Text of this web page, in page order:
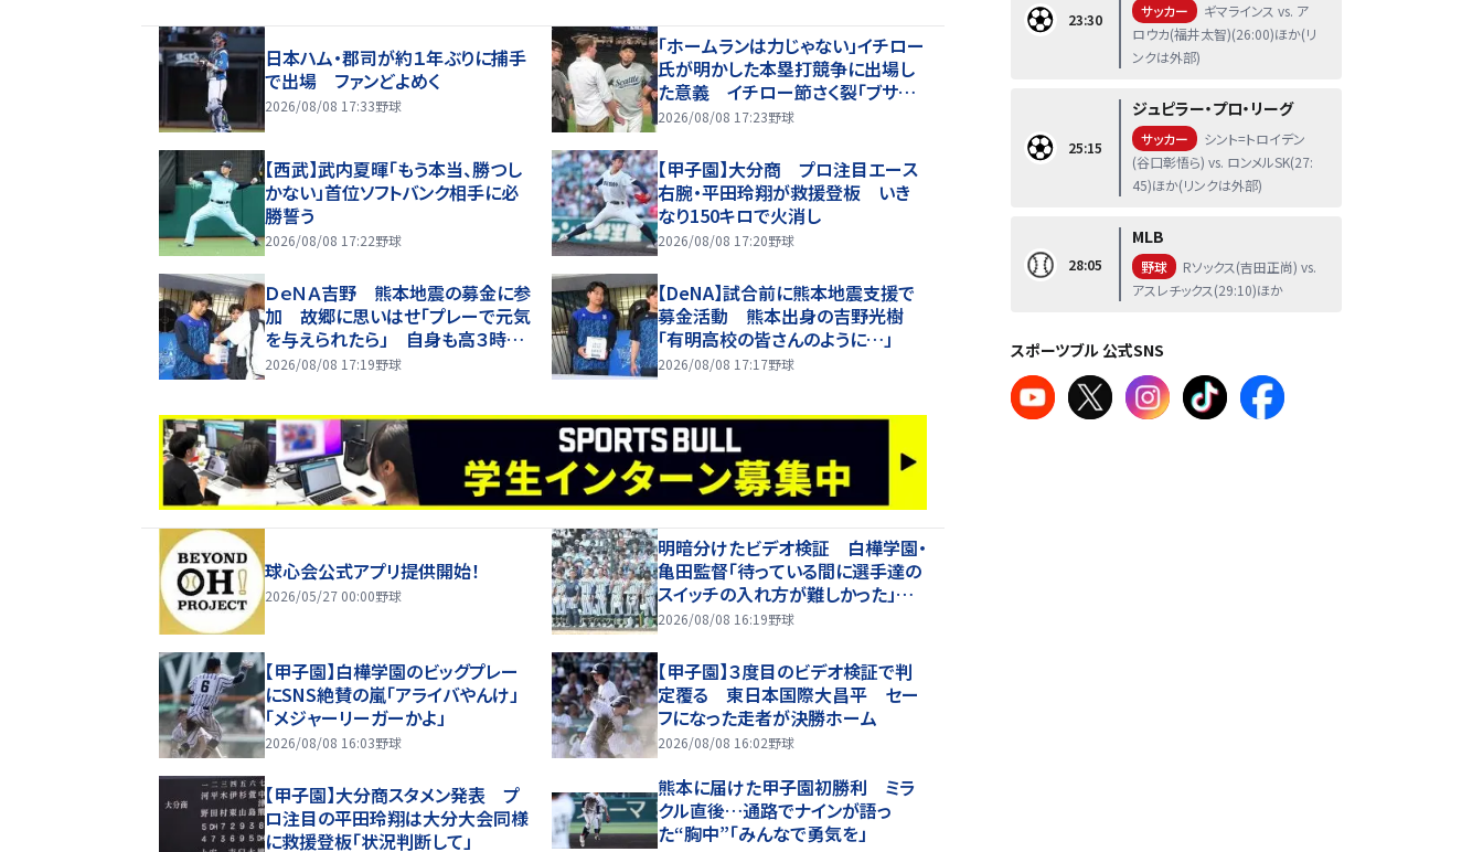
日本ハム・郡司が約１年ぶりに捕手
で出場 ファンどよめく
2026/08/08 17:33野球
「ホームランは力じゃない」イチロー
氏が明かした本塁打競争に出場し
た意義 イチロー節さく裂「ブサイ
クなホームランじゃダメ」
2026/08/08 17:23野球
【西武】武内夏暉「もう本当、勝つし
かない」首位ソフトバンク相手に必
勝誓う
2026/08/08 17:22野球
【甲子園】大分商 プロ注目エース
右腕・平田玲翔が救援登板 いき
なり150キロで火消し
2026/08/08 17:20野球
ＤｅＮＡ吉野 熊本地震の募金に参
加 故郷に思いはせ「プレーで元気
を与えられたら」 自身も高３時の
１０年前に被災
2026/08/08 17:19野球
【DeNA】試合前に熊本地震支援で
募金活動 熊本出身の吉野光樹
「有明高校の皆さんのように…」
2026/08/08 17:17野球
球心会公式アプリ提供開始！
2026/05/27 00:00野球
明暗分けたビデオ検証 白樺学園・
亀田監督「待っている間に選手達の
スイッチの入れ方が難しかった」
「一、二塁で流れが向こうに」
2026/08/08 16:19野球
【甲子園】白樺学園のビッグプレー
にSNS絶賛の嵐「アライバやんけ」
「メジャーリーガーかよ」
2026/08/08 16:03野球
【甲子園】３度目のビデオ検証で判
定覆る 東日本国際大昌平 セー
フになった走者が決勝ホーム
2026/08/08 16:02野球
【甲子園】大分商スタメン発表 プ
ロ注目の平田玲翔は大分大会同様
に救援登板「状況判断して」
熊本に届けた甲子園初勝利 ミラ
クル直後…通路でナインが語っ
た“胸中”「みんなで勇気を」
23:30 サッカー
ギマラインス vs. ア
ロウカ(福井太智)(26:00)ほか(リ
ンクは外部)
25:15
ジュピラー・プロ・リーグ
サッカー
シント=トロイデン
(谷口彰悟ら) vs. ロンメルSK(27:
45)ほか(リンクは外部)
28:05
MLB
野球
Rソックス(吉田正尚) vs.
アスレチックス(29:10)ほか
スポーツブル 公式SNS